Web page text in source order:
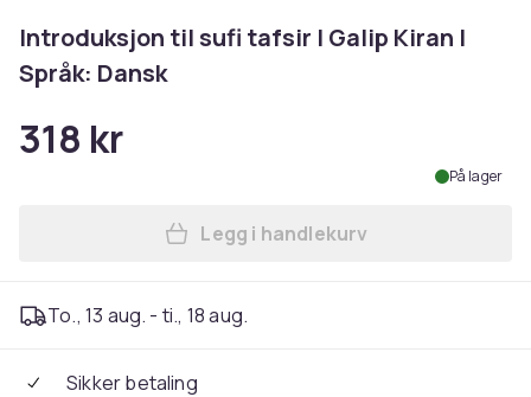
Introduksjon til sufi tafsir | Galip Kiran |
Språk: Dansk
318 kr
På lager
Legg Introduksjon til sufi
Legg i handlekurv
To., 13 aug. - ti., 18 aug.
Sikker betaling